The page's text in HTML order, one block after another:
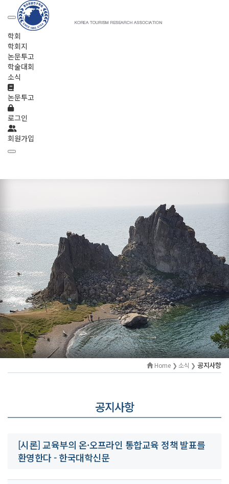
학회
학회지
논문투고
학술대회
소식
논문투고
로그인
회원가입
Home ❯ 소식 ❯ 공지사항
공지사항
[시론] 교육부의 온·오프라인 통합교육 정책 발표를
환영한다 - 한국대학신문